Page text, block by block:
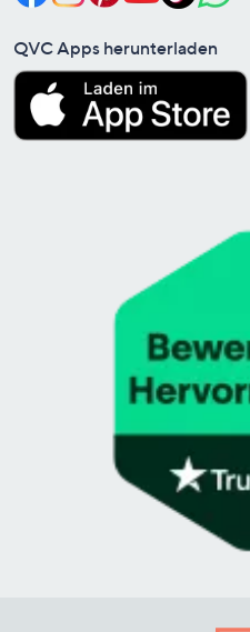
QVC Apps herunterladen